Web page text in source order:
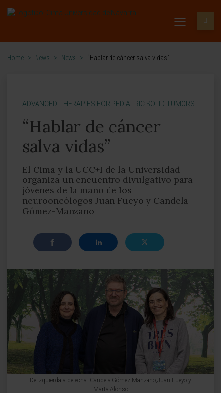
Home > News > News > “Hablar de cáncer salva vidas”
ADVANCED THERAPIES FOR PEDIATRIC SOLID TUMORS
“Hablar de cáncer
salva vidas”
El Cima y la UCC+I de la Universidad
organiza un encuentro divulgativo para
jóvenes de la mano de los
neurooncólogos Juan Fueyo y Candela
Gómez-Manzano
De izquierda a derecha: Candela Gómez-Manzano,Juan Fueyo y
Marta Alonso